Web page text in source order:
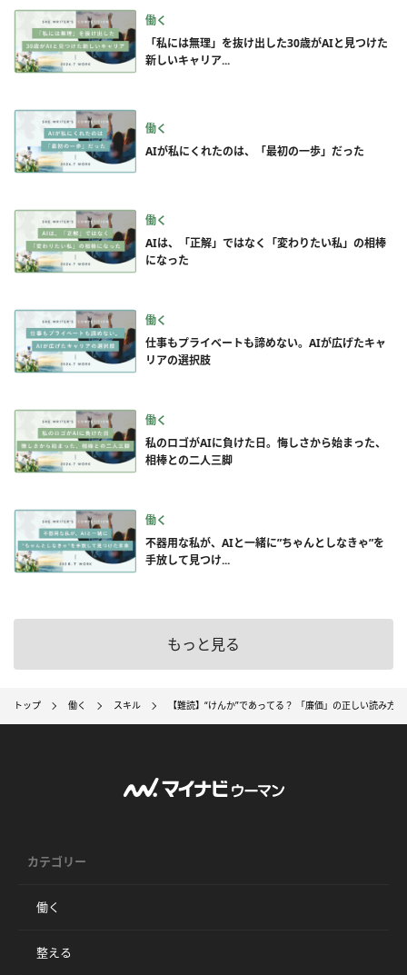
働く
「私には無理」を抜け出した30歳がAIと見つけた
新しいキャリア...
働く
AIが私にくれたのは、「最初の一歩」だった
働く
AIは、「正解」ではなく「変わりたい私」の相棒
になった
働く
仕事もプライベートも諦めない。AIが広げたキャ
リアの選択肢
働く
私のロゴがAIに負けた日。悔しさから始まった、
相棒との二人三脚
働く
不器用な私が、AIと一緒に”ちゃんとしなきゃ”を
手放して見つけ...
もっと見る
トップ 働く スキル 【難読】“けんか”であってる？ 「廉価」の正しい読み方
カテゴリー
働く
整える